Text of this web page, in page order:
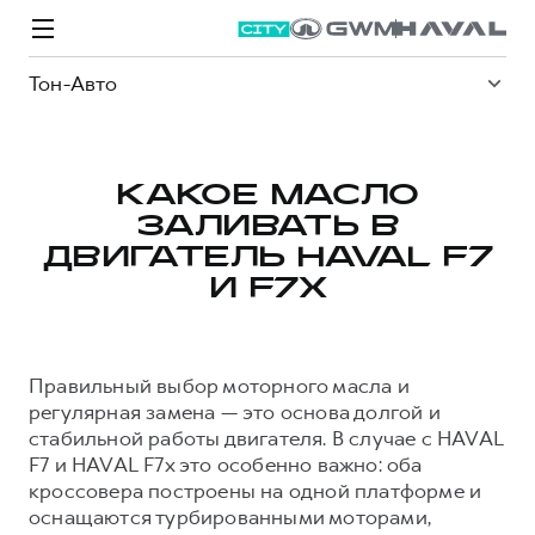
Тон-Авто
Модели
от 2 049 000 ₽ от 2 049 000 ₽
Покупателям
Автомобили в наличии
Конфигуратор HAVAL
Аксессуары HAVAL
Каталоги и прайс-листы
Владельцам
Все о сервисе
Запись на сервис
Моторное масло
Стоимость ТО
Спецпредложения
Покупателям
Владельцам
О дилере
О бренде
Новости
О GWM
ИНФОРМАЦИЯ О ДИЛЕРЕ
КАКОЕ МАСЛО
ЗАЛИВАТЬ В
ДВИГАТЕЛЬ HAVAL F7
И F7X
Правильный выбор моторного масла и
регулярная замена — это основа долгой и
стабильной работы двигателя. В случае с HAVAL
F7 и HAVAL F7x это особенно важно: оба
кроссовера построены на одной платформе и
оснащаются турбированными моторами,